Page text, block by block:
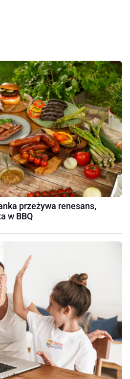
przeżywa renesans,
w BBQ